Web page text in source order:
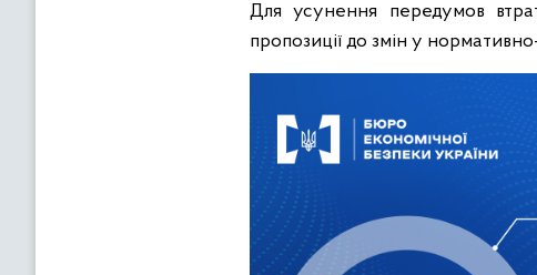
Для усунення передумов
пропозиції до змін у